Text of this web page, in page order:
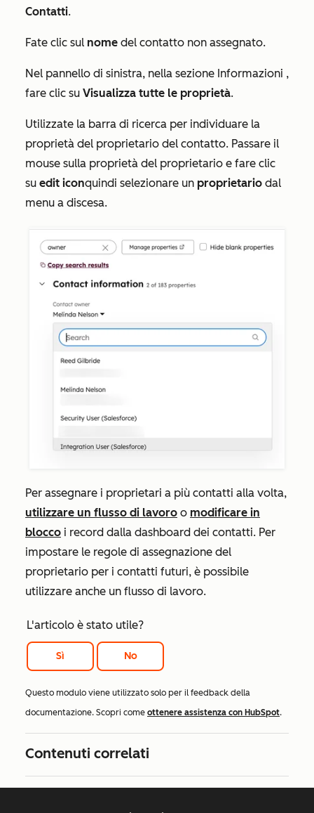
Contatti.
Fate clic sul nome del contatto non assegnato.
Nel pannello di sinistra, nella sezione Informazioni ,
fare clic su Visualizza tutte le proprietà.
Utilizzate la barra di ricerca per individuare la
proprietà del proprietario del contatto. Passare il
mouse sulla proprietà del proprietario e fare clic
su edit iconquindi selezionare un proprietario dal
menu a discesa.
Per assegnare i proprietari a più contatti alla volta,
utilizzare un flusso di lavoro o modificare in
blocco i record dalla dashboard dei contatti. Per
impostare le regole di assegnazione del
proprietario per i contatti futuri, è possibile
utilizzare anche un flusso di lavoro.
L'articolo è stato utile?
Sì No
Questo modulo viene utilizzato solo per il feedback della
documentazione. Scopri come ottenere assistenza con HubSpot.
Contenuti correlati